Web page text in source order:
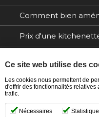
Comment bien
Prix d'une
Tables / Chaises
Ce site web utilise des
Les cookies nous permettent de
d'offrir des fonctionnalités relatives
trafic.
Nécessaires